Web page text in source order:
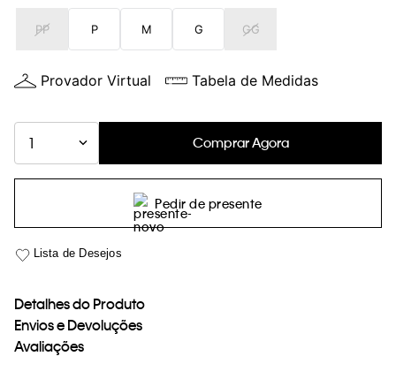
loja virtual. Para maiores informações sobre o nosso aviso de
Cookies acesse o link.
PP P M G GG
Provador Virtual Tabela de Medidas
1 Comprar Agora
Pedir de presente
Detalhes do Produto
Envios e Devoluções
Avaliações